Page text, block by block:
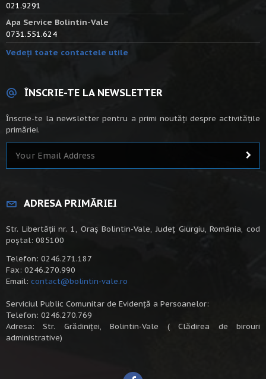
021.9291
Apa Service Bolintin-Vale
0731.551.624
Vedeți toate contactele utile
ÎNSCRIE-TE LA NEWSLETTER
Înscrie-te la newsletter pentru a primi noutăți despre activitățile
primăriei.
ADRESA PRIMĂRIEI
Str. Libertății nr. 1, Oraș Bolintin-Vale, Județ Giurgiu, România, cod
poștal: 085100
Telefon: 0246.271.187
Fax: 0246.270.990
Email: contact@bolintin-vale.ro
Serviciul Public Comunitar de Evidență a Persoanelor:
Telefon: 0246.270.769
Adresa: Str. Grădiniței, Bolintin-Vale ( Clădirea de birouri
administrative)